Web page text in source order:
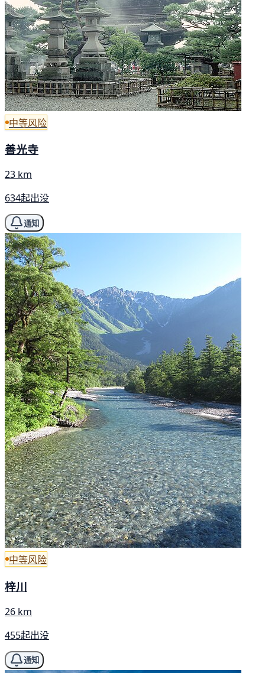
中等风险
善光寺
23 km
634起出没
通知
中等风险
梓川
26 km
455起出没
通知